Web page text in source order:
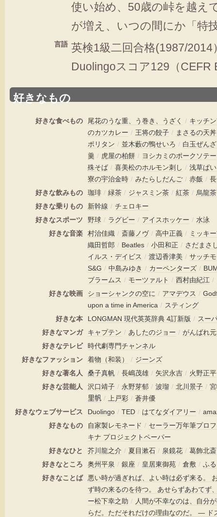
使い始め、50歳の峠を越え
が増え、いつの間にか「特
言語 英検1級二回合格(1987/
Duolingoスコア129（CEFR
好きなもの
好きな食べもの 尾花のうな重、う巻き、うざく / キッチ
のカツカレー / 王将の餃子 / まさるの天丼
ポリタン / 並木藪の鴨せいろ / 白玉ぜん
羹 / 虎屋の柏餅 / ヨシカミのポークソテー
殊そば / 喜美松のホルモン刺し / 浅草ぱ
寮の宇治金時 / みたらしだんご / 赤飯 /
好きな飲みもの
珈琲 / 緑茶 / ジャスミン茶 / 紅茶 / 烏龍茶
好きな乗りもの
新幹線 / チェロキー
好きなスポーツ
野球 / ラグビー / アイスホッケー / 水泳
好きな音楽
村治佳織 / 斎藤ノヴ / 高中正義 / ミッキ
織田哲郎 / Beatles / 小田和正 / さだまさ
イルス・デイビス / 渡辺香津美 / サッチモ
S&G / 中島みゆき / カーペンターズ /
ブラームス / モーツァルト / 西村由紀江 /
好きな映画
ショーシャンクの空に / アマデウス /
upon a time in America / スティング
好きな本
LONGMAN 現代英英辞典 4訂新版 / スー
好きなマンガ
キャプテン / あしたのジョー / がんばれ
好きなテレビ
時代劇専門チャンネル
好きなファッション
着物（和装） / ジーンズ
好きな著名人
桑子真帆 / 長嶋茂雄 / 矢沢永吉 / 火野正平
好きな芸能人
沢口靖子 / 永野芽郁 / 波瑠 / 北川景子 /
里帆 / 上戸彩 / 蒼井優
好きなウェブサービス
Duolingo / TED / はてなダイアリー /
好きなもの
自家製レモネード / セーラー万年筆プロ
キナ プロジェクトペーパー
好きなひと
芥川龍之介 / 夏目漱石 / 泉鏡花 / 葛飾北斎
好きなところ
奥州平泉 / 銀座 / 皇居東御苑 / 倉敷 / ふ
好きなことば
悪い時が過ぎれば、よい時は必ず来る。
ず時の来るのを待つ。 あせらずあわてず
ー松下幸之助 / 人間が不幸なのは、自分
らだ。ただそれだけの理由なのだ。 ― ド